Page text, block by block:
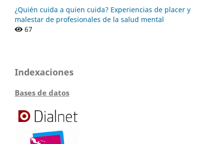
¿Quién cuida a quien cuida? Experiencias de placer y
malestar de profesionales de la salud mental
67
Indexaciones
Bases de datos